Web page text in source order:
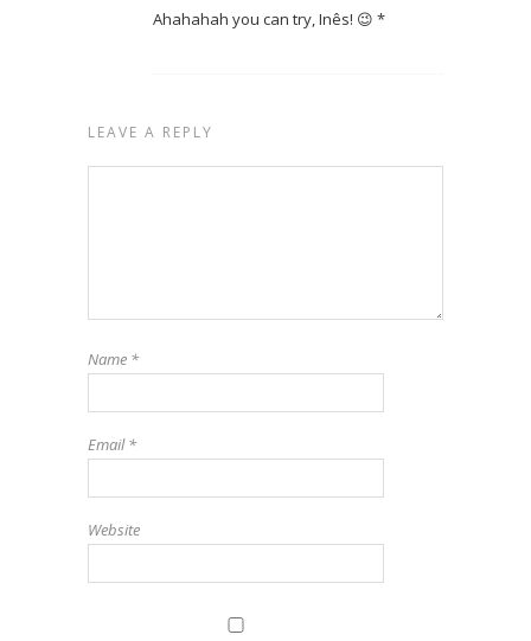
Ahahahah you can try, Inês! 😉 *
LEAVE A REPLY
Name *
Email*
Website